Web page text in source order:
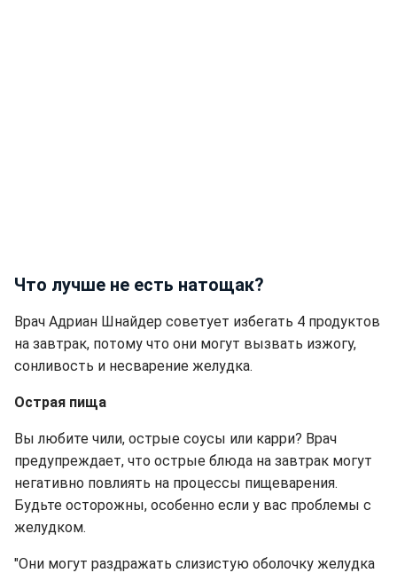
Что лучше не есть натощак?
Врач Адриан Шнайдер советует избегать 4 продуктов
на завтрак, потому что они могут вызвать изжогу,
сонливость и несварение желудка.
Острая пища
Вы любите чили, острые соусы или карри? Врач
предупреждает, что острые блюда на завтрак могут
негативно повлиять на процессы пищеварения.
Будьте осторожны, особенно если у вас проблемы с
желудком.
"Они могут раздражать слизистую оболочку желудка